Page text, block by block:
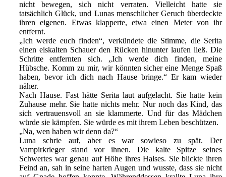
nicht bewegen, sich nicht verraten. Vielleicht hatte sie
tatsächlich Glück, und Lunas menschlicher Geruch überdeckte
ihren eigenen. Etwas klapperte, etwa einen Meter von ihr
entfernt.
„Ich werde euch finden“, verkündete die Stimme, die Serita
einen eiskalten Schauer den Rücken hinunter laufen ließ. Die
Schritte entfernten sich. „Ich werde dich finden, meine
Hübsche. Komm zu mir, wir könnten sicher eine Menge Spaß
haben, bevor ich dich nach Hause bringe.“ Er kam wieder
näher.
Nach Hause. Fast hätte Serita laut aufgelacht. Sie hatte kein
Zuhause mehr. Sie hatte nichts mehr. Nur noch das Kind, das
sich vertrauensvoll an sie klammerte. Und für das Mädchen
würde sie kämpfen. Sie würde es mit ihrem Leben beschützen.
„Na, wen haben wir denn da?“
Luna schrie auf, aber es war sowieso zu spät. Der
Vampirkrieger stand vor ihnen. Die kalte Spitze seines
Schwertes war genau auf Höhe ihres Halses. Sie blickte ihren
Feind an, sah in seine harten Augen und wusste, dass sie nicht